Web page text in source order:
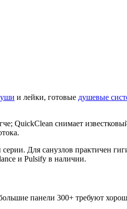
и лейки, готовые душевые
QuickClean снимает
Для санузлов практичен
и Pulsify в наличии.
панели 300+ требуют